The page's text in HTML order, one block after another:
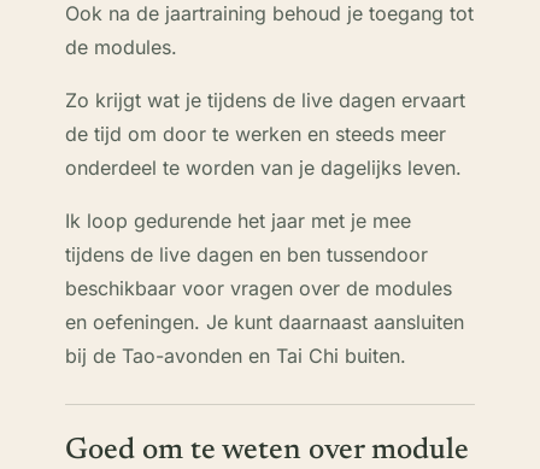
Ook na de jaartraining behoud je toegang tot
de modules.
Zo krijgt wat je tijdens de live dagen ervaart
de tijd om door te werken en steeds meer
onderdeel te worden van je dagelijks leven.
Ik loop gedurende het jaar met je mee
tijdens de live dagen en ben tussendoor
beschikbaar voor vragen over de modules
en oefeningen. Je kunt daarnaast aansluiten
bij de Tao-avonden en Tai Chi buiten.
Goed om te weten over module